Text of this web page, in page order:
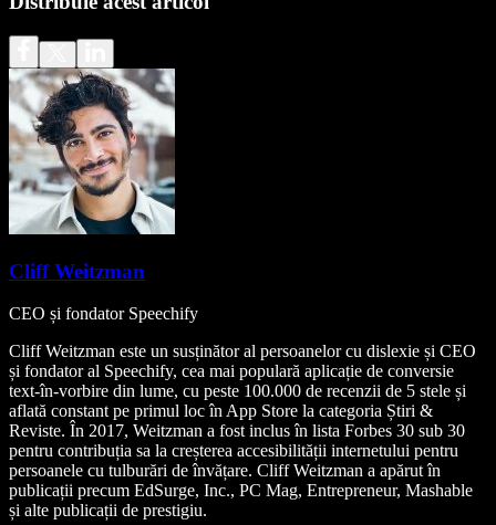
Cliff Weitzman
CEO și fondator Speechify
Cliff Weitzman este un susținător al persoanelor cu dislexie și CEO
și fondator al Speechify, cea mai populară aplicație de conversie
text-în-vorbire din lume, cu peste 100.000 de recenzii de 5 stele și
aflată constant pe primul loc în App Store la categoria Știri &
Reviste. În 2017, Weitzman a fost inclus în lista Forbes 30 sub 30
pentru contribuția sa la creșterea accesibilității internetului pentru
persoanele cu tulburări de învățare. Cliff Weitzman a apărut în
publicații precum EdSurge, Inc., PC Mag, Entrepreneur, Mashable
și alte publicații de prestigiu.